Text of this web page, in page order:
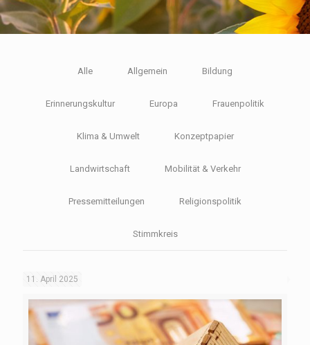
Alle Allgemein Bildung
Erinnerungskultur Europa Frauenpolitik
Klima & Umwelt Konzeptpapier
Landwirtschaft Mobilität & Verkehr
Pressemitteilungen Religionspolitik
Stimmkreis
11. April 2025